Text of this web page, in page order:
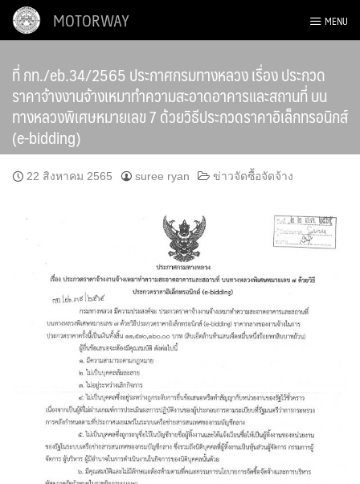
Skip
MOTORWAY MENU
ที่ กท./eb.34/2565 ประกาศกรมทางหลวง เรื่อง ประกวด
ราคาจ้างงานจ้างเหมาทำความสะอาดอาคารและสถานที่ บน
ทางหลวงพิเศษหมายเลข 7 ด้วยวิธีประกวดราคาอิเล็กทรอนิกส์
(e-bidding)
22 สิงหาคม 2565 suree ryan ข่าวจัดซื้อจัดจ้าง